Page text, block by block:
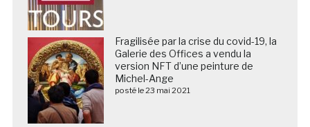
Fragilisée par la crise du covid-19, la
Galerie des Offices a vendu la
version NFT d’une peinture de
Michel-Ange
posté le 23 mai 2021